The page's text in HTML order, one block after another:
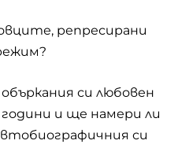
репресирани
си любовен
и ще намери ли
си